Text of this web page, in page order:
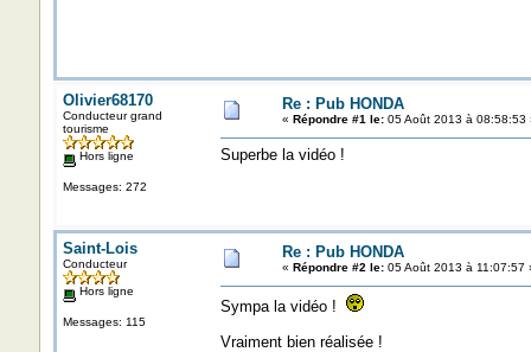
Olivier68170
Conducteur grand
tourisme
Hors ligne
Messages: 272
Re : Pub HONDA
« Répondre #1 le:05 Août 2013 à 08:58:53
Superbe la vidéo !
Saint-Lois
Conducteur
Hors ligne
Messages: 115
Re : Pub HONDA
« Répondre #2 le:05 Août 2013 à 11:07:57
Sympa la vidéo !
Vraiment bien réalisée !